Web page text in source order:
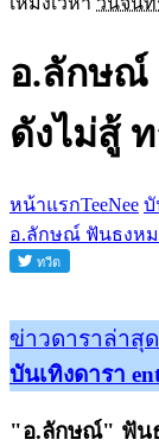
อ.ลักษณ์
ดังไม่สู้
หน้าแรกTeeNee บั
อ.ลักษณ์ ฟันธงหม
ข่าวดาราล่าสุด
บันเทิงดารา
"อ.ลักษณ์" ฟัน